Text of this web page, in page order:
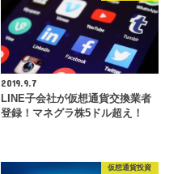
2019.9.7
LINE子会社が仮想通貨交換業者
登録！マネグラ株5ドル超え！
仮想通貨投資